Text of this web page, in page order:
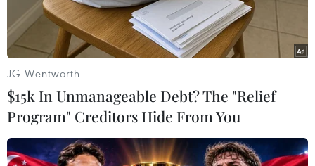
JG Wentworth
$15k In Unmanageable Debt? The "Relief
Program" Creditors Hide From You